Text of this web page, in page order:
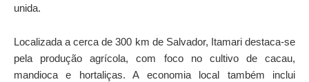
unida.
Localizada a cerca de 300 km de Salvador, Itamari destaca-se
pela produção agrícola, com foco no cultivo de cacau,
mandioca e hortaliças. A economia local também inclui